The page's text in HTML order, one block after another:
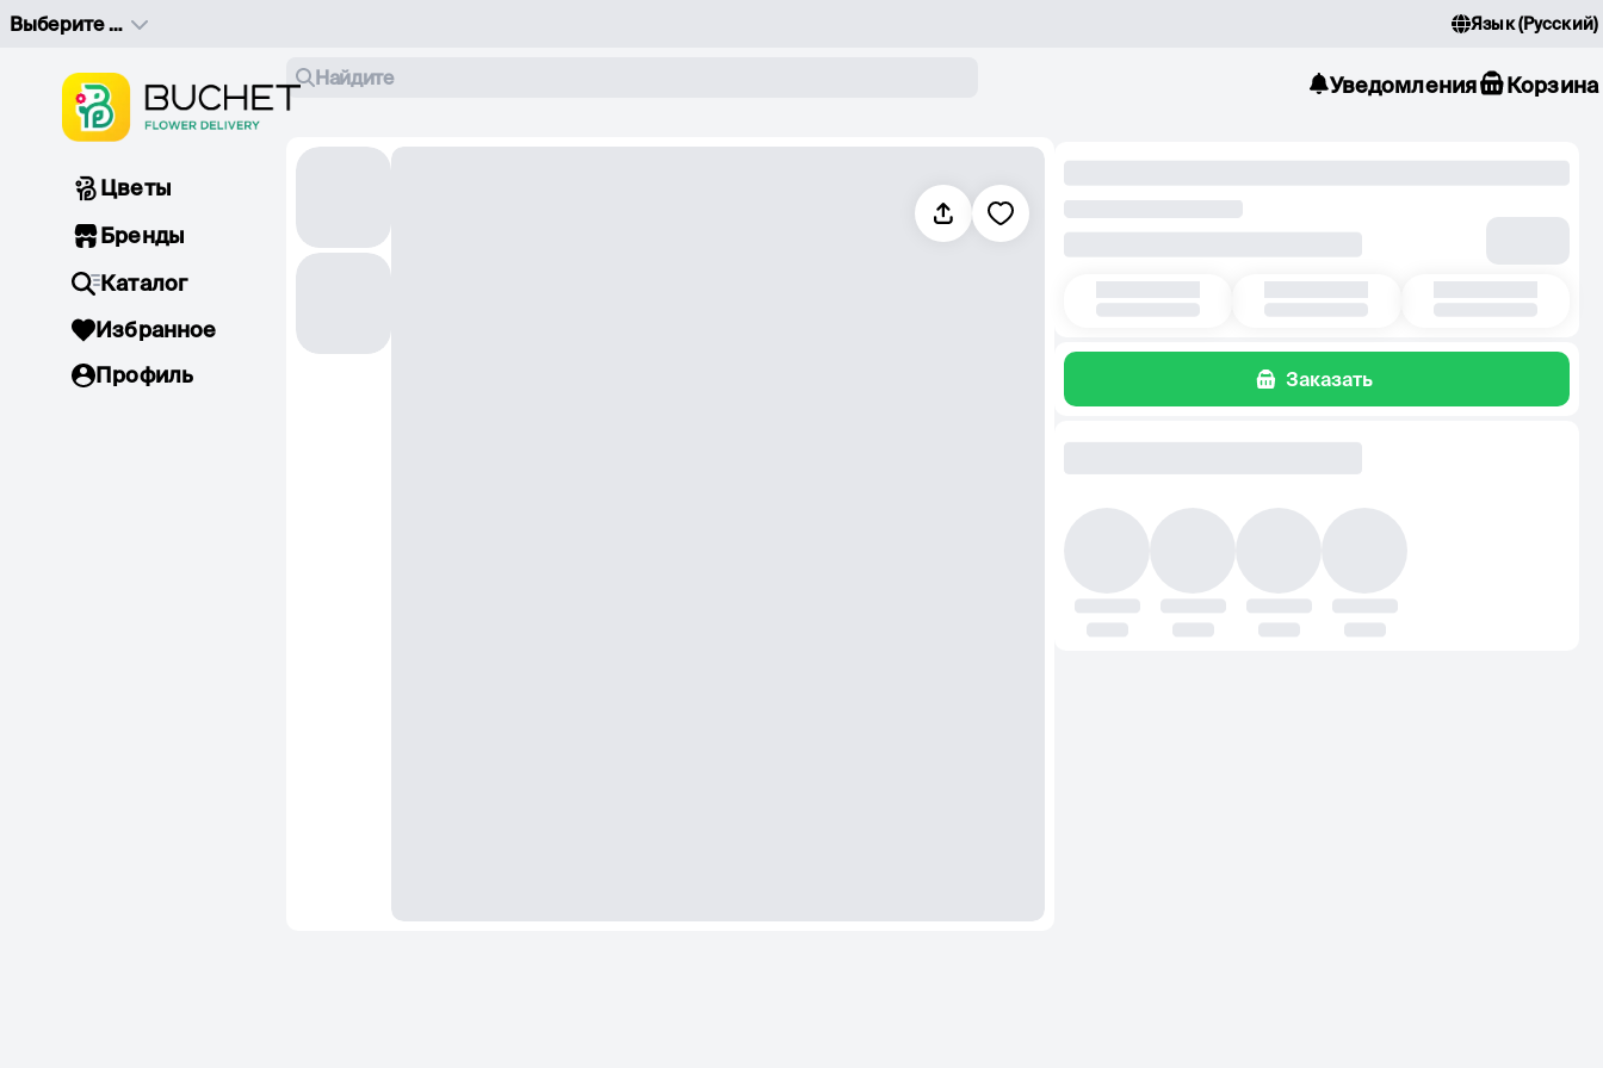
Выберите адрес доставки Язык(Русский)
Найдите Уведомления Корзина
Цветы
Бренды
Каталог
Избранное
Профиль
Заказать